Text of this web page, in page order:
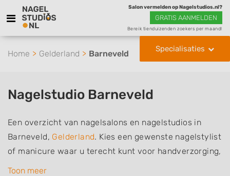
Salon vermelden op Nagelstudios.nl?
GRATIS AANMELDEN
Bereik tienduizenden zoekers per maand!
Specialisaties
Home Gelderland Barneveld
Nagelstudio Barneveld
Een overzicht van nagelsalons en nagelstudios in
Barneveld, Gelderland. Kies een gewenste nagelstylist
of manicure waar u terecht kunt voor handverzorging,
nagelverzorging en soms ook voetverzorging. De
Toon meer